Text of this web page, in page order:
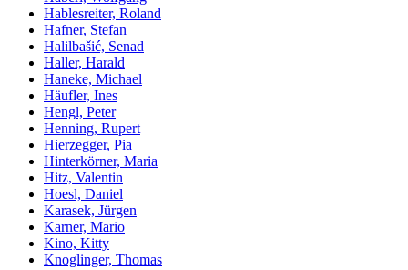
Hablesreiter, Roland
Hafner, Stefan
Halilbašić, Senad
Haller, Harald
Haneke, Michael
Häufler, Ines
Hengl, Peter
Henning, Rupert
Hierzegger, Pia
Hinterkörner, Maria
Hitz, Valentin
Hoesl, Daniel
Karasek, Jürgen
Karner, Mario
Kino, Kitty
Knoglinger, Thomas